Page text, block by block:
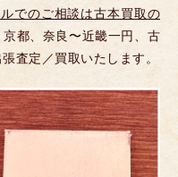
でのご相談は古本買取の
都、奈良〜近畿一円、古
査定／買取いたします。